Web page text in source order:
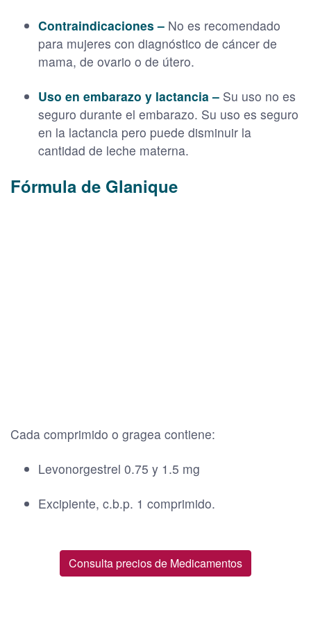
Contraindicaciones – No es recomendado
para mujeres con diagnóstico de cáncer de
mama, de ovario o de útero.
Uso en embarazo y lactancia – Su uso no es
seguro durante el embarazo. Su uso es seguro
en la lactancia pero puede disminuir la
cantidad de leche materna.
Fórmula de Glanique
Cada comprimido o gragea contiene:
Levonorgestrel 0.75 y 1.5 mg
Excipiente, c.b.p. 1 comprimido.
Consulta precios de Medicamentos